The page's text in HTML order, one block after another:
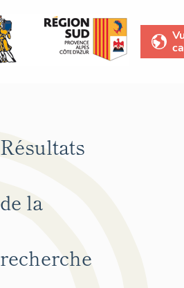
Résultats
de la
recherche